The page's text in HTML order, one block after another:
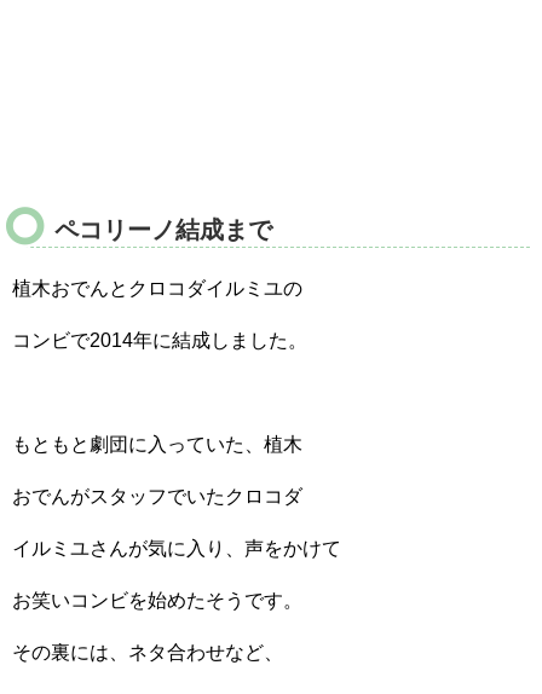
ペコリーノ結成まで
植木おでんとクロコダイルミユの
コンビで2014年に結成しました。
もともと劇団に入っていた、植木
おでんがスタッフでいたクロコダ
イルミユさんが気に入り、声をかけて
お笑いコンビを始めたそうです。
その裏には、ネタ合わせなど、